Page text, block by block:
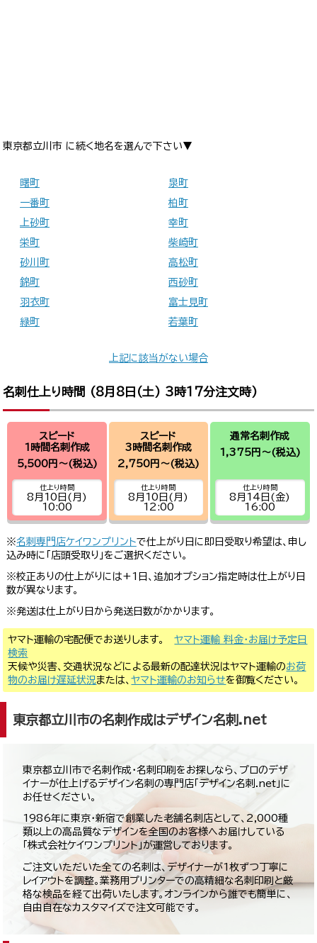
東京都立川市 に続く地名を選んで下さい▼
曙町
泉町
一番町
柏町
上砂町
幸町
栄町
柴崎町
砂川町
高松町
錦町
西砂町
羽衣町
富士見町
緑町
若葉町
上記に該当がない場合
名刺仕上り時間 (8月8日(土) 3時17分注文時)
スピード
1時間名刺作成
5,500円～(税込)
仕上り時間
8月10日(月)
10:00
スピード
3時間名刺作成
2,750円～(税込)
仕上り時間
8月10日(月)
12:00
通常名刺作成
1,375円～(税込)
仕上り時間
8月14日(金)
16:00
※名刺専門店ケイワンプリントで仕上がり日に即日受取り希望は、申し
込み時に「店頭受取り」をご選択ください。
※校正ありの仕上がりには+1日、追加オプション指定時は仕上がり日
数が異なります。
※発送は仕上がり日から発送日数がかかります。
ヤマト運輸の宅配便でお送りします。ヤマト運輸 料金・お届け予定日
検索
天候や災害、交通状況などによる最新の配達状況はヤマト運輸のお荷
物のお届け遅延状況または、ヤマト運輸のお知らせを御覧ください。
東京都立川市の名刺作成はデザイン名刺.net
東京都立川市で名刺作成・名刺印刷をお探しなら、プロのデザ
イナーが仕上げるデザイン名刺の専門店「デザイン名刺.net」に
お任せください。
1986年に東京・新宿で創業した老舗名刺店として、2,000種
類以上の高品質なデザインを全国のお客様へお届けしている
「株式会社ケイワンプリント」が運営しております。
ご注文いただいた全ての名刺は、デザイナーが1枚ずつ丁寧に
レイアウトを調整。業務用プリンターでの高精細な名刺印刷と厳
格な検品を経て出荷いたします。オンラインから誰でも簡単に、
自由自在なカスタマイズで注文可能です。